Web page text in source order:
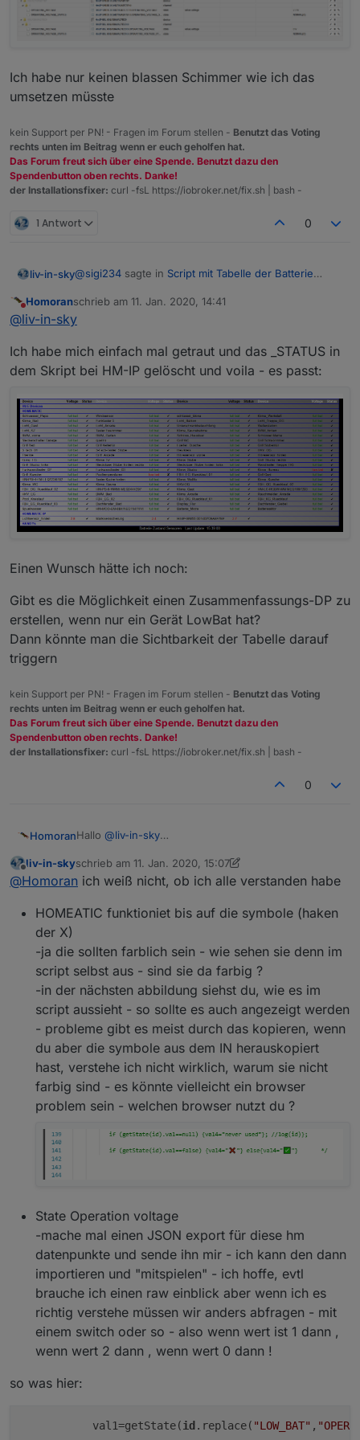
Ich habe nur keinen blassen Schimmer wie ich das
umsetzen müsste
kein Support per PN! - Fragen im Forum stellen - Benutzt das Voting
rechts unten im Beitrag wenn er euch geholfen hat.
Das Forum freut sich über eine Spende. Benutzt dazu den
Spendenbutton oben rechts. Danke!
der Installationsfixer: curl -fsL https://iobroker.net/fix.sh | bash -
1 Antwort 0
liv-in-sky@sigi234 sagte in Script mit Tabelle der Batterie
Hallo, geht auch eine Liste der Adapter mit der
Installierten Version?
Also eine Liste mit der ich schnell nachsehen
muss jetzt weg - aber vorher noch: (ist noch nicht
fertig - nur zum ankucken)
wenn du werte nicht willst, sag bescheid
Nicht stören
Homoranschrieb am 11. Jan. 2020, 14:41
zuletzt editiert von
@liv-in-sky
Ich habe mich einfach mal getraut und das _STATUS in
dem Skript bei HM-IP gelöscht und voila - es passt:
Einen Wunsch hätte ich noch:
Gibt es die Möglichkeit einen Zusammenfassungs-DP zu
erstellen, wenn nur ein Gerät LowBat hat?
Dann könnte man die Sichtbarkeit der Tabelle darauf
triggern
kein Support per PN! - Fragen im Forum stellen - Benutzt das Voting
rechts unten im Beitrag wenn er euch geholfen hat.
Das Forum freut sich über eine Spende. Benutzt dazu den
Spendenbutton oben rechts. Danke!
der Installationsfixer: curl -fsL https://iobroker.net/fix.sh | bash -
0
HomoranHallo @liv-in-sky
Skript heruntergeladen und versucht
nachzuvollziehen.
Lief erst nicht auf Anhieb, bis ich verstanden habe,
dass für die Datenpunkte der gesamte Pfad
Verzeichnis und DP_Name zusammensetzt.
siehe da es passte.
Leider bekam ich nur die "Kästchen" für
unbekanntes Zeichen bei Check und Error
Habe dann ebenfalls etwas aus den I-Net kopiert -
klappt aber nicht farblich.
Müssen diese Zeichen bereits grün und rot sein?
Die HMIP funktionieren bei mir noch nicht
Der State OPERATION_VOLTAGE gibt bei
Batteriesensoren auch die echte Spannung aus:
Ich habe nur keinen blassen Schimmer wie ich das
umsetzen müsste
Offline
liv-in-skyschrieb am 11. Jan. 2020, 15:07
zuletzt editiert von liv-in-sky1. Nov. 2020, 16:13
@Homoran ich weiß nicht, ob ich alle verstanden habe
HOMEATIC funktioniet bis auf die symbole (haken
der X)
-ja die sollten farblich sein - wie sehen sie denn im
script selbst aus - sind sie da farbig ?
-in der nächsten abbildung siehst du, wie es im
script aussieht - so sollte es auch angezeigt werden
- probleme gibt es meist durch das kopieren, wenn
du aber die symbole aus dem IN herauskopiert
hast, verstehe ich nicht wirklich, warum sie nicht
farbig sind - es könnte vielleicht ein browser
problem sein - welchen browser nutzt du ?
State Operation voltage
-mache mal einen JSON export für diese hm
datenpunkte und sende ihn mir - ich kann den dann
importieren und "mitspielen" - ich hoffe, evtl
brauche ich einen raw einblick aber wenn ich es
richtig verstehe müssen wir anders abfragen - mit
einem switch oder so - also wenn wert ist 1 dann ,
wenn wert 2 dann , wenn wert 0 dann !
so was hier:
           val1=getState(
id .replace( "LOW_BAT" ,